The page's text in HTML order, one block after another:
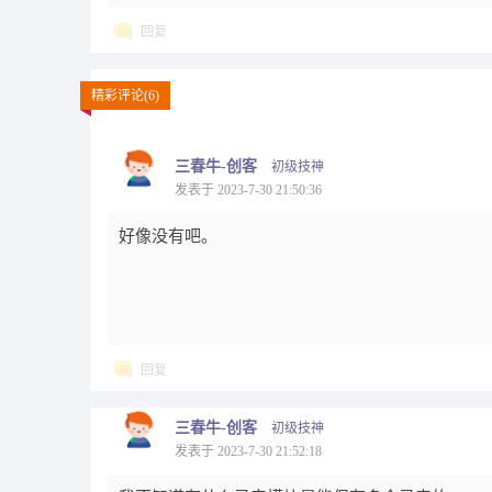
回复
精彩评论(6)
三春牛-创客
初级技神
发表于 2023-7-30 21:50:36
好像没有吧。
回复
三春牛-创客
初级技神
发表于 2023-7-30 21:52:18